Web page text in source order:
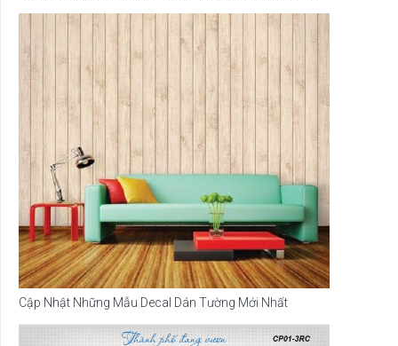
Cập Nhật Những Mẫu Decal Dán Tường Mới Nhất